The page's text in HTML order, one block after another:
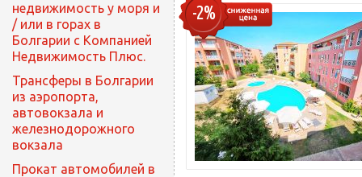
недвижимость у моря и
/ или в горах в
Болгарии с Компанией
Недвижимость Плюс.
Трансферы в Болгарии
из аэропорта,
автовокзала и
железнодорожного
вокзала
Прокат автомобилей в
-2%